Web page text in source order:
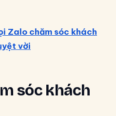
Zalo chăm sóc khách
vời
sóc khách